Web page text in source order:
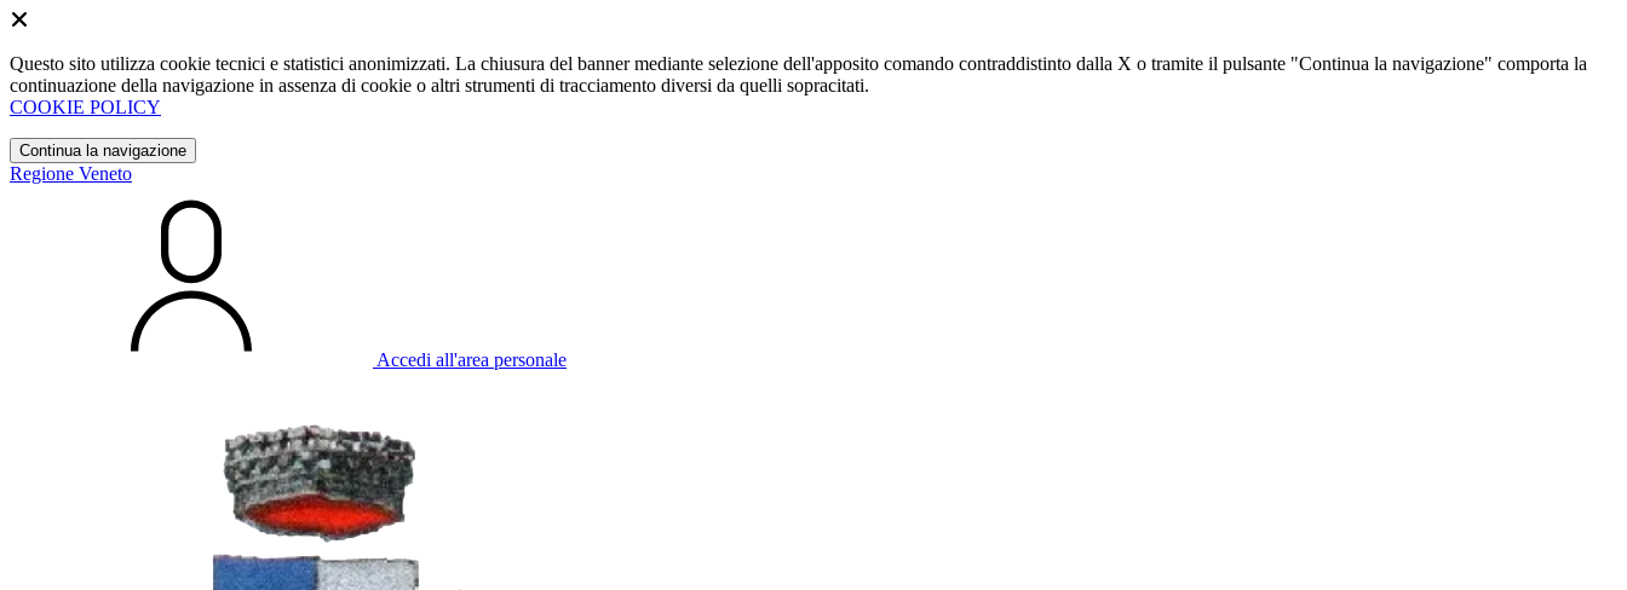
Questo sito utilizza cookie tecnici e statistici anonimizzati. La chiusura del banner mediante selezione dell'apposito comando contraddistinto dalla X o tramite il pulsante "Continua la navigazione" comporta la
continuazione della navigazione in assenza di cookie o altri strumenti di tracciamento diversi da quelli sopracitati.
COOKIE POLICY
Continua la navigazione
Regione Veneto
Accedi all'area personale